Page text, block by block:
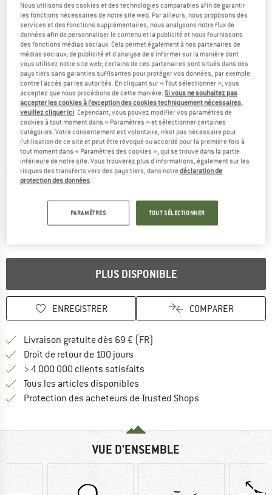
Photos détaillées
PLUS DISPONIBLE
ENREGISTRER COMPARER
Livraison gratuite dès 69 € (FR)
Droit de retour de 100 jours
> 4 000 000 clients satisfaits
Tous les articles disponibles
Protection des acheteurs de Trusted Shops
VUE D'ENSEMBLE
Nous utilisons des cookies et des technologies comparables afin de garantir
les fonctions nécessaires de notre site web. Par ailleurs, nous proposons des
services et des fonctions supplémentaires, nous analysons notre flux de
données afin de personnaliser le contenu et la publicité et nous fournissons
des fonctions médias sociaux. Cela permet également à nos partenaires de
médias sociaux, de publicité et d'analyse de s'informer sur la manière dont
vous utilisez notre site web; certains de ces partenaires sont situés dans des
pays tiers sans garanties suffisantes pour protéger vos données, par exemple
contre l'accès par les autorités. En cliquant sur « Tout sélectionner », vous
acceptez que nous procédions de cette manière.Si vous ne souhaitez pas
accepter les cookies à l’exception des cookies techniquement nécessaires,
veuillez cliquer ici. Cependant, vous pouvez modifier vos paramètres de
cookies à tout moment dans « Paramètres » et sélectionner certaines
catégories. Votre consentement est volontaire, n’est pas nécessaire pour
l’utilisation de ce site et peut être révoqué ou accordé pour la première fois à
tout moment dans « Paramètres des cookies », qui se trouve dans la partie
inférieure de notre site. Vous trouverez plus d'informations, également sur les
risques des transferts vers des pays tiers, dans notredéclaration de
protection des données.
PARAMÈTRES TOUT SÉLECTIONNER